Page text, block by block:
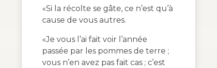
«Si la récolte se gâte, ce n’est qu’à
cause de vous autres.
«Je vous l’ai fait voir l’année
passée par les pommes de terre ;
vous n’en avez pas fait cas ; c’est